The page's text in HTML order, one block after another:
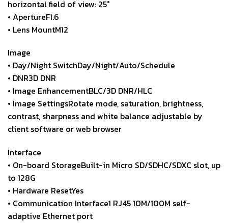
horizontal field of view: 25°
• ApertureF1.6
• Lens MountM12
Image
• Day/Night SwitchDay/Night/Auto/Schedule
• DNR3D DNR
• Image EnhancementBLC/3D DNR/HLC
• Image SettingsRotate mode, saturation, brightness,
contrast, sharpness and white balance adjustable by
client software or web browser
Interface
• On-board StorageBuilt-in Micro SD/SDHC/SDXC slot, up
to 128G
• Hardware ResetYes
• Communication Interface1 RJ45 10M/100M self-
adaptive Ethernet port